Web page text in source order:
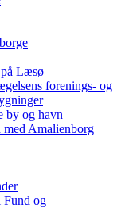
på Læsø
forenings- og
by og havn
med Amalienborg
Fund og